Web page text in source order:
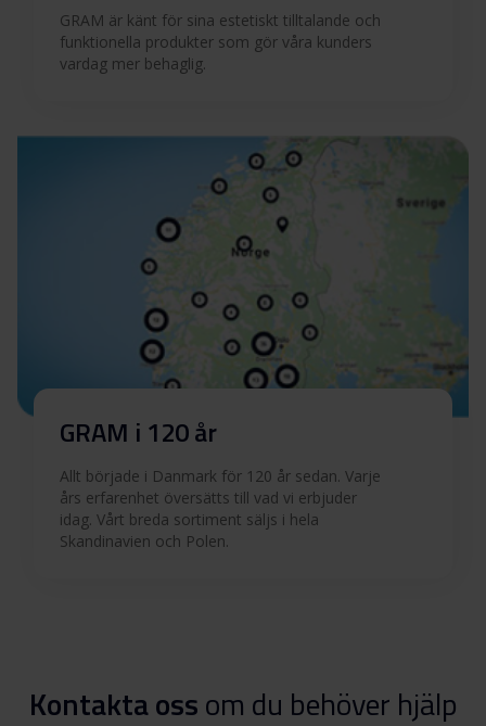
GRAM är känt för sina estetiskt tilltalande och
funktionella produkter som gör våra kunders
vardag mer behaglig.
GRAM i 120 år
Allt började i Danmark för 120 år sedan. Varje
års erfarenhet översätts till vad vi erbjuder
idag. Vårt breda sortiment säljs i hela
Skandinavien och Polen.
Kontakta ossom du behöver hjälp